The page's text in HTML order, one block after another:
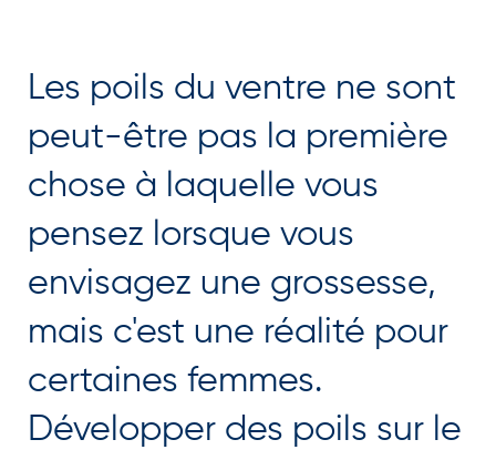
Les poils du ventre ne sont
peut-être pas la première
chose à laquelle vous
pensez lorsque vous
envisagez une grossesse,
mais c'est une réalité pour
certaines femmes.
Développer des poils sur le